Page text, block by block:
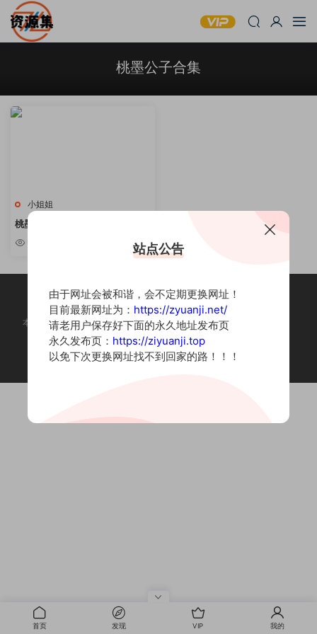
桃墨公子合集
小姐姐
桃墨公子 – COSPLAY写真合集
[持续更新]
本站为摄影写真图片网站，内容来自网络收集整理，仅作个人学习使用。
如有违法内容请联系删除
Copyright © 2022 资源集
首页 发现 VIP 我的
站点公告
由于网址会被和谐，会不定期更换网址！
目前最新网址为： https://zyuanji.net/
请老用户保存好下面的永久地址发布页
永久发布页： https://ziyuanji.top
以免下次更换网址找不到回家的路！！！